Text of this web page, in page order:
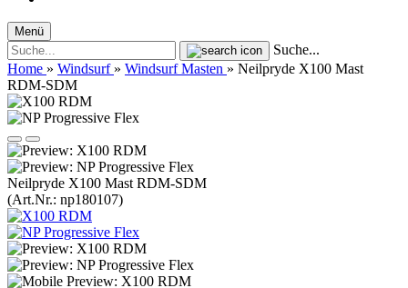
Menü
Suche...
Home » Windsurf » Windsurf Masten » Neilpryde X100 Mast
RDM-SDM
Neilpryde X100 Mast RDM-SDM
(Art.Nr.: np180107)